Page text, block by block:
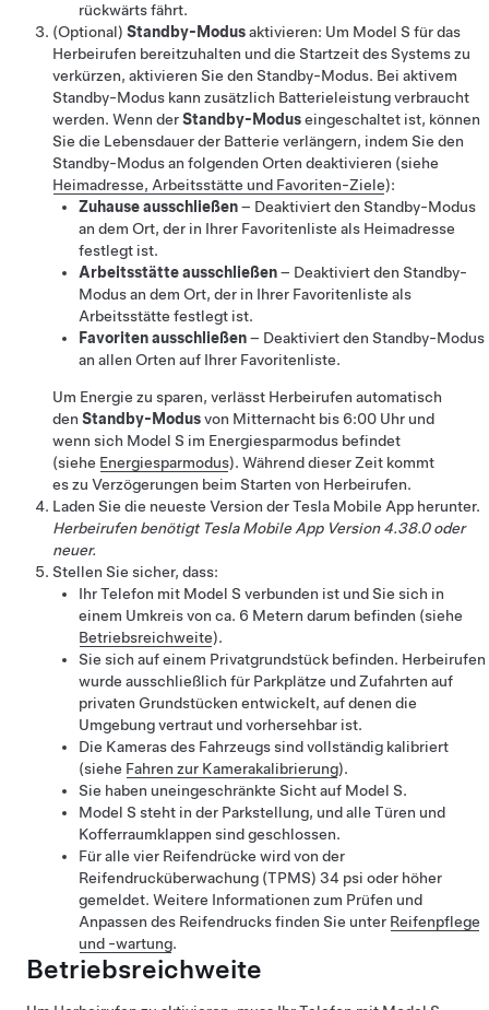
rückwärts fährt.
(Optional) Standby-Modusaktivieren: Um Model S für das
Herbeirufen bereitzuhalten und die Startzeit des Systems zu
verkürzen, aktivieren Sie den Standby-Modus. Bei aktivem
Standby-Modus kann zusätzlich Batterieleistung verbraucht
werden. Wenn derStandby-Moduseingeschaltet ist, können
Sie die Lebensdauer der Batterie verlängern, indem Sie den
Standby-Modus an folgenden Orten deaktivieren (siehe
Heimadresse, Arbeitsstätte und Favoriten-Ziele):
Zuhause ausschließen– Deaktiviert den Standby-Modus
an dem Ort, der in Ihrer Favoritenliste als Heimadresse
festlegt ist.
Arbeitsstätte ausschließen– Deaktiviert den Standby-
Modus an dem Ort, der in Ihrer Favoritenliste als
Arbeitsstätte festlegt ist.
Favoriten ausschließen– Deaktiviert den Standby-Modus
an allen Orten auf Ihrer Favoritenliste.
Um Energie zu sparen, verlässt Herbeirufen automatisch
den Standby-Modusvon Mitternacht bis 6:00 Uhr und
wenn sich Model S im Energiesparmodus befindet
(siehe Energiesparmodus). Während dieser Zeit kommt
es zu Verzögerungen beim Starten von Herbeirufen.
Laden Sie die neueste Version der Tesla Mobile App herunter.
Herbeirufenbenötigt Tesla Mobile App Version 4.38.0 oder
neuer.
Stellen Sie sicher, dass:
Ihr Telefon mit Model S verbunden ist und Sie sich in
einem Umkreis von ca. 6 Metern darum befinden (siehe
Betriebsreichweite).
Sie sich auf einem Privatgrundstück befinden. Herbeirufen
wurde ausschließlich für Parkplätze und Zufahrten auf
privaten Grundstücken entwickelt, auf denen die
Umgebung vertraut und vorhersehbar ist.
Die Kameras des Fahrzeugs sind vollständig kalibriert
(siehe Fahren zur Kamerakalibrierung).
Sie haben uneingeschränkte Sicht auf Model S.
Model S steht in der Parkstellung, und alle Türen und
Kofferraumklappen sind geschlossen.
Für alle vier Reifendrücke wird von der
Reifendrucküberwachung (TPMS) 34 psi oder höher
gemeldet. Weitere Informationen zum Prüfen und
Anpassen des Reifendrucks finden Sie unter Reifenpflege
und -wartung.
Betriebsreichweite